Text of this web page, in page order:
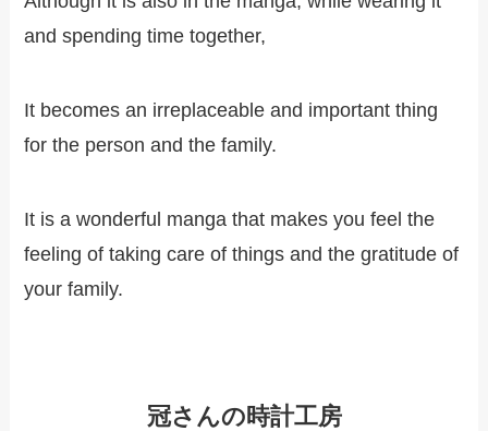
and spending time together,
It becomes an irreplaceable and important thing
for the person and the family.
It is a wonderful manga that makes you feel the
feeling of taking care of things and the gratitude of
your family.
冠さんの時計工房